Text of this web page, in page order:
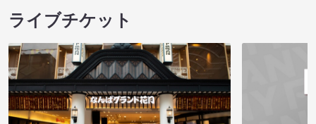
ライブチケット